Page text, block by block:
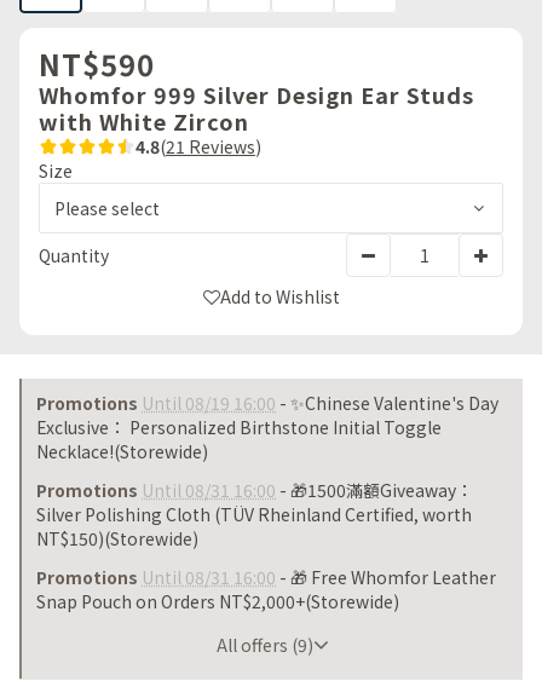
NT$590
Whomfor 999 Silver Design Ear Studs
with White Zircon
4.8(21 Reviews)
Size
Quantity
Add to Wishlist
Promotions Until 08/19 16:00 - ✨Chinese Valentine's Day
Exclusive： Personalized Birthstone Initial Toggle
Necklace!(Storewide)
Promotions Until 08/31 16:00 - 🎁1500滿額Giveaway：
Silver Polishing Cloth (TÜV Rheinland Certified, worth
NT$150)(Storewide)
Promotions Until 08/31 16:00 - 🎁 Free Whomfor Leather
Snap Pouch on Orders NT$2,000+(Storewide)
All offers (9)